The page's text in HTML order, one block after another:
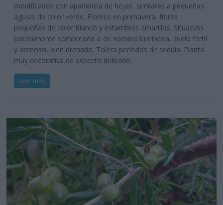
modificados con apariencia de hojas, similares a pequeñas
agujas de color verde. Florece en primavera, flores
pequeñas de color blanco y estambres amarillos. Situación
parcialmente sombreada o de sombra luminosa, suelo fértil
y arenoso, bien drenado. Tolera periodos de sequía. Planta
muy decorativa de aspecto delicado.
Leer más